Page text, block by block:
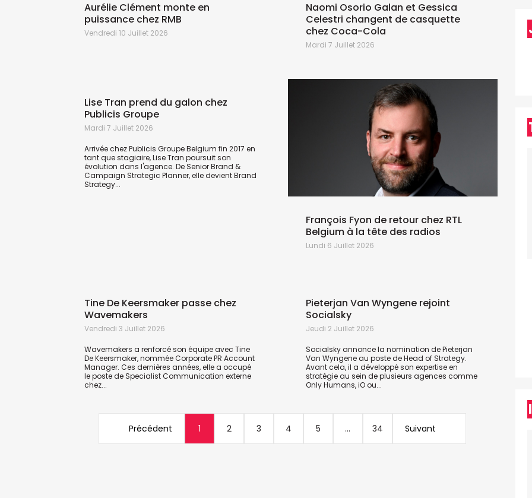
Aurélie Clément monte en
puissance chez RMB
Vendredi 10 Juillet 2026
Naomi Osorio Galan et Gessica
Celestri changent de casquette
chez Coca-Cola
Mardi 7 Juillet 2026
Lise Tran prend du galon chez
Publicis Groupe
Mardi 7 Juillet 2026
Arrivée chez Publicis Groupe Belgium fin 2017 en
tant que stagiaire, Lise Tran poursuit son
évolution dans l'agence. De Senior Brand &
Campaign Strategic Planner, elle devient Brand
Strategy...
François Fyon de retour chez RTL
Belgium à la tête des radios
Lundi 6 Juillet 2026
Tine De Keersmaker passe chez
Wavemakers
Vendredi 3 Juillet 2026
Wavemakers a renforcé son équipe avec Tine
De Keersmaker, nommée Corporate PR Account
Manager. Ces dernières années, elle a occupé
le poste de Specialist Communication externe
chez...
Pieterjan Van Wyngene rejoint
Socialsky
Jeudi 2 Juillet 2026
Socialsky annonce la nomination de Pieterjan
Van Wyngene au poste de Head of Strategy.
Avant cela, il a développé son expertise en
stratégie au sein de plusieurs agences comme
Only Humans, iO ou...
Précédent 1 2 3 4 5 ... 34 Suivant